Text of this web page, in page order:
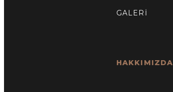
GALERİ
HAKKIMIZDA